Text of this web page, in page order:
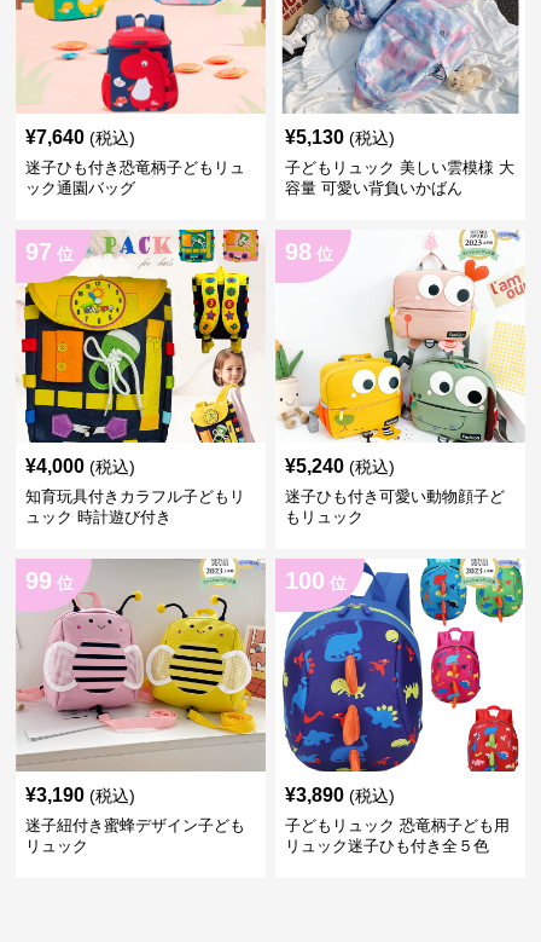
¥7,640 (税込)
迷子ひも付き恐竜柄子どもリュ
ック通園バッグ
¥5,130 (税込)
子どもリュック 美しい雲模様 大
容量 可愛い背負いかばん
97 位
¥4,000 (税込)
知育玩具付きカラフル子どもリ
ュック 時計遊び付き
98 位
¥5,240 (税込)
迷子ひも付き可愛い動物顔子ど
もリュック
99 位
¥3,190 (税込)
迷子紐付き蜜蜂デザイン子ども
リュック
100 位
¥3,890 (税込)
子どもリュック 恐竜柄子ども用
リュック迷子ひも付き全５色